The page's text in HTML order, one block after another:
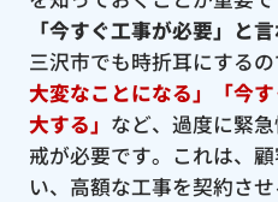
「今すぐ工事が必要」と
三沢市でも時折耳にするの
大変なことになる」「今
大する」 など、過度に緊
戒が必要です。これは、
い、高額な工事を契約さ